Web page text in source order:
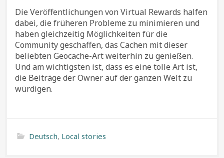
Die Veröffentlichungen von Virtual Rewards halfen
dabei, die früheren Probleme zu minimieren und
haben gleichzeitig Möglichkeiten für die
Community geschaffen, das Cachen mit dieser
beliebten Geocache-Art weiterhin zu genießen.
Und am wichtigsten ist, dass es eine tolle Art ist,
die Beiträge der Owner auf der ganzen Welt zu
würdigen.
Deutsch, Local stories